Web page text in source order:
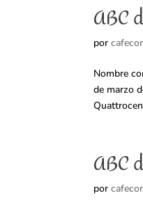
ABC
por
Nombre
de marzo
ABC
por